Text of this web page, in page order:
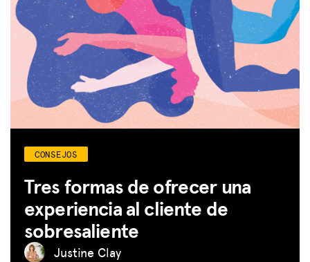
CONSEJOS
Tres formas de ofrecer una
experiencia al cliente de
sobresaliente
Justine Clay